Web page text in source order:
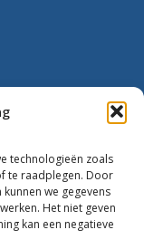
technologieën zoals
te raadplegen. Door
we gegevens
Het niet geven
kan een negatieve
Zoeken